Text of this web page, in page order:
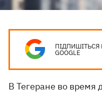
ПІДПИШІТЬСЯ
GOOGLE
В Тегеране во